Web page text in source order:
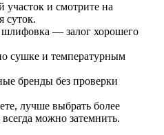
участок и смотрите на
суток.
шлифовка — залог хорошего
сушке и температурным
бренды без проверки
лучше выбрать более
можно затемнить.